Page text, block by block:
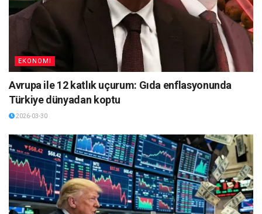
EKONOMI
Avrupa ile 12 katlık uçurum: Gıda enflasyonunda
Türkiye dünyadan koptu
2026-03-30